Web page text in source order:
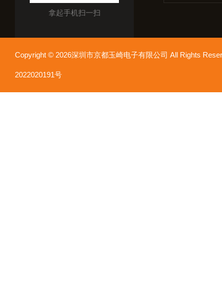
拿起手机扫一扫
Copyright © 2026深圳市京都玉崎电子有限公司 All Rights
2022020191号